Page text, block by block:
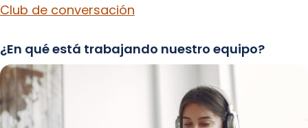
Club de conversación
¿En qué está trabajando nuestro equipo?